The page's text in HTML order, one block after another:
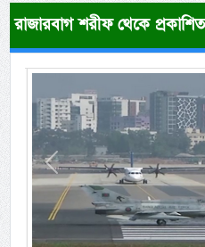
রাজারবাগ শরীফ থেকে
Previous